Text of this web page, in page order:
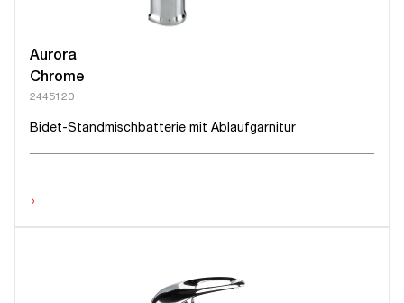
Aurora
Chrome
2445120
Bidet-Standmischbatterie mit Ablaufgarnitur
›